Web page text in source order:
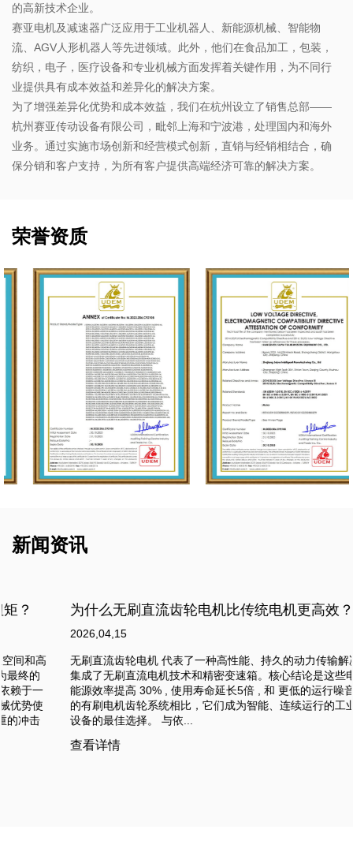
的高新技术企业。
赛亚电机及减速器广泛应用于工业机器人、新能源机械、智能物
流、AGV人形机器人等先进领域。此外，他们在食品加工，包装，
纺织，电子，医疗设备和专业机械方面发挥着关键作用，为不同行
业提供具有成本效益和差异化的解决方案。
为了增强差异化优势和成本效益，我们在杭州设立了销售总部——
杭州赛亚传动设备有限公司，毗邻上海和宁波港，处理国内和海外
业务。通过实施市场创新和经营模式创新，直销与经销相结合，确
保分销和客户支持，为所有客户提供高端经济可靠的解决方案。
荣誉资质
新闻资讯
为什么无刷直流齿轮电机比传统电机更高效？
无刷直流齿轮电机 代表了一种高性能、持久的动力传输解决方案，
集成了无刷直流电机技术和精密变速箱。核心结论是这些电机提供
能源效率提高 30% , 使用寿命延长5倍 , 和 更低的运行噪音 与传统
的有刷电机齿轮系统相比，它们成为智能、连续运行的工业和商业
设备的最佳选择。 与依...